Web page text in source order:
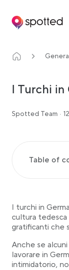
Main navigation
I Turchi in
Spotted Team ·
Table of
Dati e
La caduta
Doppia
Migrazione
I turchi in
cultura tedesca
gratificanti che
Anche se
lavorare in
intimidatorio,